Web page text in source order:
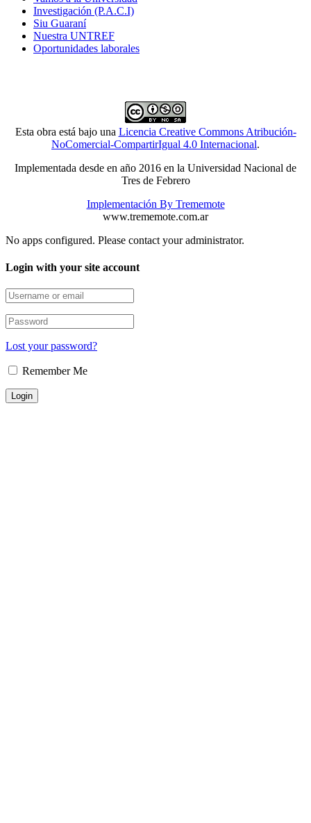
Investigación (P.A.C.I)
Siu Guaraní
Nuestra UNTREF
Oportunidades laborales
Esta obra está bajo una Licencia Creative Commons Atribución-
NoComercial-CompartirIgual 4.0 Internacional.
Implementada desde en año 2016 en la Universidad Nacional de
Tres de Febrero
Implementación By Trememote
www.trememote.com.ar
No apps configured. Please contact your administrator.
Login with your site account
Lost your password?
Remember Me